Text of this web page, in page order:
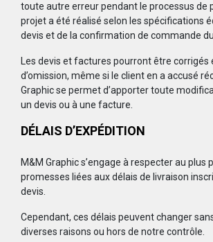
toute autre erreur pendant le processus de
projet a été réalisé selon les spécifications
devis et de la confirmation de commande
Les devis et factures pourront être corrigés
d’omission, même si le client en a accusé
Graphic se permet d’apporter toute
un devis ou à une facture.
DÉLAIS D’EXPÉDITION
M&M Graphic s’engage à respecter au plus
promesses liées aux délais de livraison
devis.
Cependant, ces délais peuvent changer
diverses raisons ou hors de notre contrôle.